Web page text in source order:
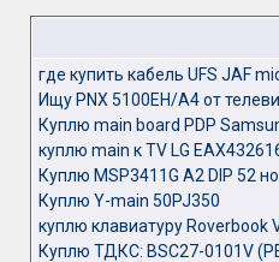
где купить кабель UFS JAF
Ищу PNX 5100EH/A4 от
Куплю main board PDP
куплю main к TV LG
Куплю MSP3411G A2 DIP 52
Куплю Y-main 50PJ350
куплю клавиатуру Roverbook
Куплю ТДКС: BSC27-0101V